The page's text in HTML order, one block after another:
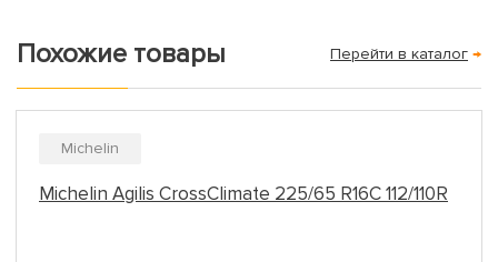
Похожие товары Перейти в каталог →
Michelin
Michelin Agilis CrossClimate 225/65 R16C 112/110R